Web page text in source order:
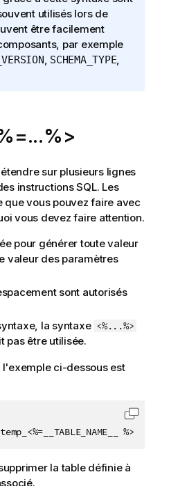
utilisés lors de
être facilement
par exemple
, SCHEMA_TYPE,
sur plusieurs lignes
instructions SQL. Les
que vous pouvez faire avec
vous devez faire attention.
pour générer toute valeur
valeur des paramètres
sont autorisés
la syntaxe <%...%>
pas être utilisée.
ci-dessous est
%>;
Copier
la table définie à